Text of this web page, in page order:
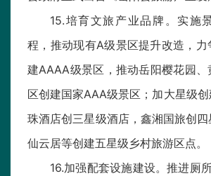
15.培育文旅产业品牌。实施
程，推动现有A级景区提升改造，力
建AAAA级景区，推动岳阳樱花园
区创建国家AAA级景区；加大星级
珠酒店创三星级酒店，鑫湘国旅创
仙云居等创建五星级乡村旅游区点。
16.加强配套设施建设。推进厕